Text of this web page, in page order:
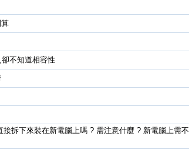
不知道相容性
拆下來裝在新電腦上嗎 ? 需注意什麼 ? 新電腦上需不